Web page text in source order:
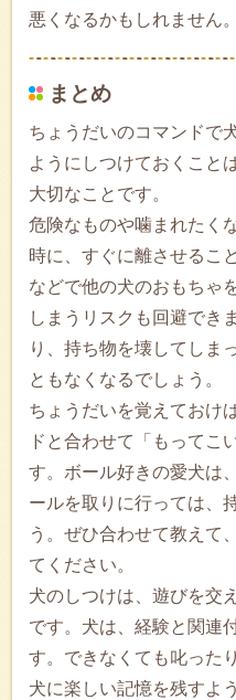
悪くなるかもしれません。
まとめ
ちょうだいのコマンドで
ようにしつけておくこと
大切なことです。
危険なものや噛まれたく
時に、すぐに離させるこ
などで他の犬のおもちゃ
しまうリスクも回避でき
り、持ち物を壊してしま
ともなくなるでしょう。
ちょうだいを覚えておけ
ドと合わせて「もってこ
す。ボール好きの愛犬は
ールを取りに行っては、
う。ぜひ合わせて教えて
てください。
犬のしつけは、遊びを交
です。犬は、経験と関連
す。できなくても叱った
犬に楽しい記憶を残すよ